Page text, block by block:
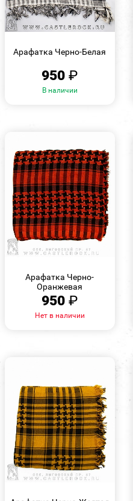
Арафатка Черно-Белая
950₽
В наличии
Арафатка Черно-
Оранжевая
950₽
Нет в наличии